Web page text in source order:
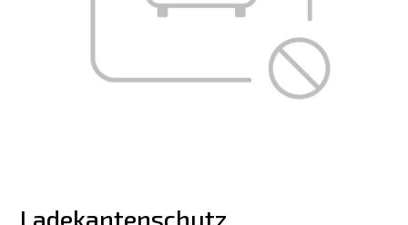
Ladekantenschutz